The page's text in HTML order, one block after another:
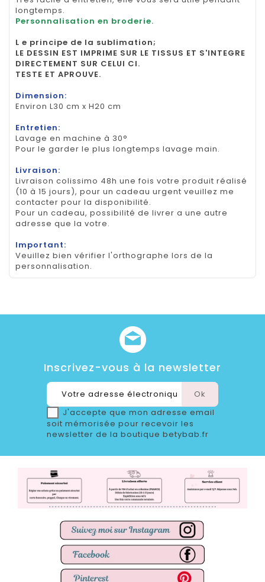
longtemps.
Personnalisation en broderie.
L e principe de la sublimation;
LE DESSIN EST IMPRIME SUR LE TISSUS ET S'INTEGRE
DIRECTEMENT SUR CELUI CI.
TESTE ET APROUVE.
Dimension:
Environ L30 cm x H20 cm
Entretien:
Lavage en machine à 30°
Pour le garder le plus longtemps lavage main.
Livraison:
Livraison colissimo 48h une fois votre produit réalisé
(10 à 15 jours), pour un cadeau urgent veuillez me
contacter pour la disponibilité.
Pour un cadeau, possibilité de livrer a une autre
adresse que la votre.
Important:
Veuillez bien vérifier l'orthographe lors de la
personnalisation.
Inscrivez-vous à la newsletter
J'accepte que mon adresse email
soit mémorisée pour recevoir les
newsletter de la boutique betybab.fr